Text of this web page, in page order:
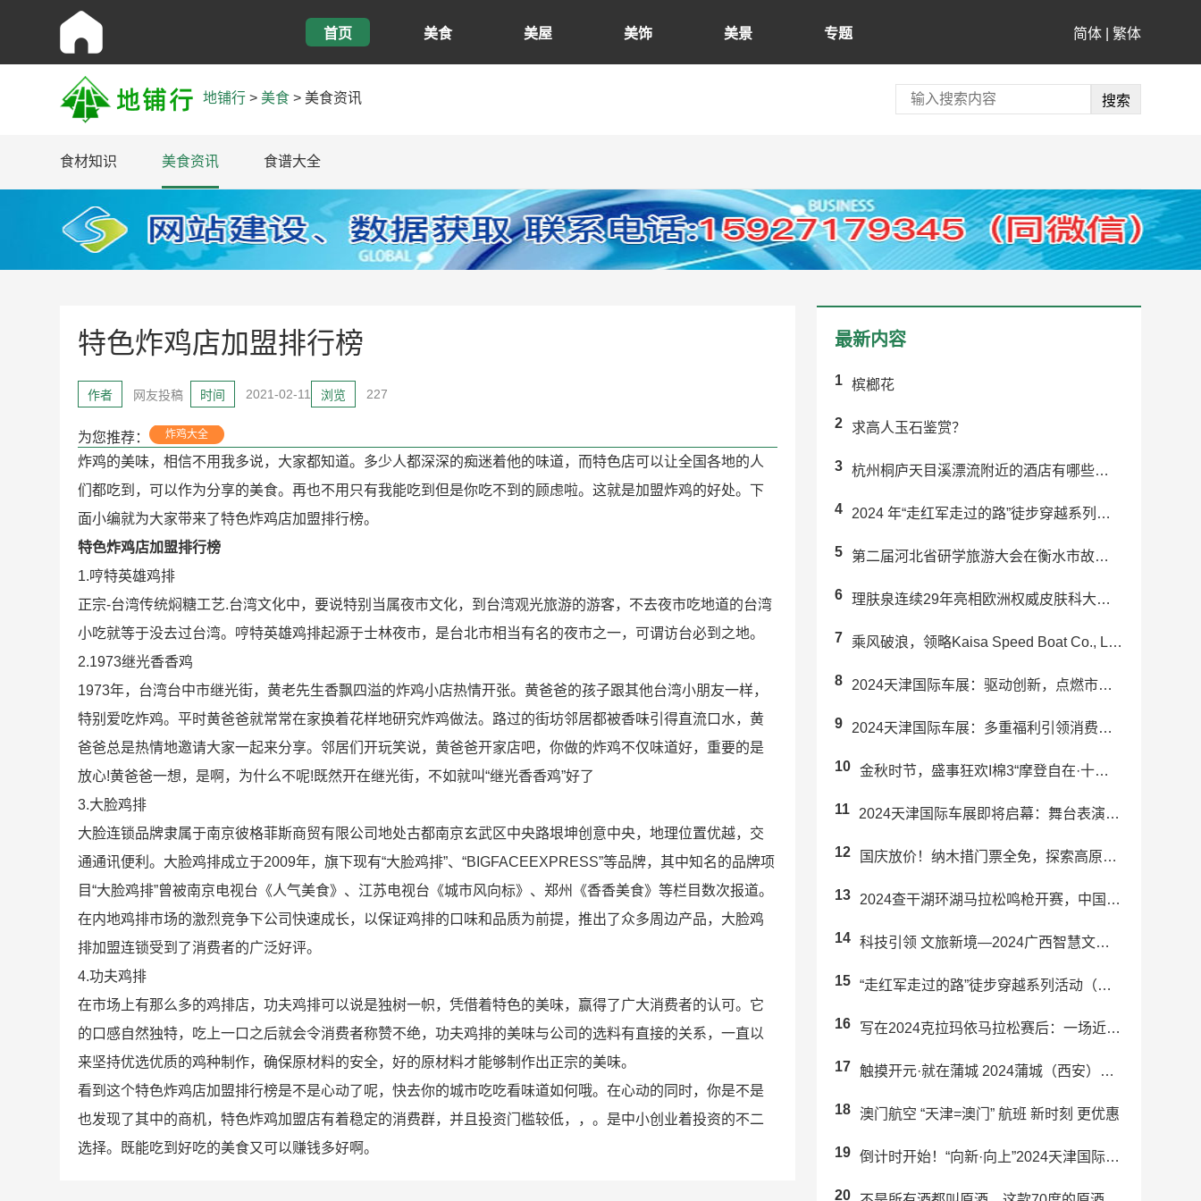
首页 美食 美屋 美饰 美景 专题 简体| 繁体
地铺行 > 美食 > 美食资讯
食材知识 美食资讯 食谱大全
特色炸鸡店加盟排行榜
作者 网友投稿 时间 2021-02-11 浏览 227
为您推荐： 炸鸡大全
炸鸡的美味，相信不用我多说，大家都知道。多少人都深深的痴迷着他的味道，而特色店可以让全国各地的人
们都吃到，可以作为分享的美食。再也不用只有我能吃到但是你吃不到的顾虑啦。这就是加盟炸鸡的好处。下
面小编就为大家带来了特色炸鸡店加盟排行榜。
特色炸鸡店加盟排行榜
1.哼特英雄鸡排
正宗-台湾传统焖糖工艺.台湾文化中，要说特别当属夜市文化，到台湾观光旅游的游客，不去夜市吃地道的台湾
小吃就等于没去过台湾。哼特英雄鸡排起源于士林夜市，是台北市相当有名的夜市之一，可谓访台必到之地。
2.1973继光香香鸡
1973年，台湾台中市继光街，黄老先生香飘四溢的炸鸡小店热情开张。黄爸爸的孩子跟其他台湾小朋友一样，
特别爱吃炸鸡。平时黄爸爸就常常在家换着花样地研究炸鸡做法。路过的街坊邻居都被香味引得直流口水，黄
爸爸总是热情地邀请大家一起来分享。邻居们开玩笑说，黄爸爸开家店吧，你做的炸鸡不仅味道好，重要的是
放心!黄爸爸一想，是啊，为什么不呢!既然开在继光街，不如就叫“继光香香鸡”好了
3.大脸鸡排
大脸连锁品牌隶属于南京彼格菲斯商贸有限公司地处古都南京玄武区中央路垠坤创意中央，地理位置优越，交
通通讯便利。大脸鸡排成立于2009年，旗下现有“大脸鸡排”、“BIGFACEEXPRESS”等品牌，其中知名的品牌项
目“大脸鸡排”曾被南京电视台《人气美食》、江苏电视台《城市风向标》、郑州《香香美食》等栏目数次报道。
在内地鸡排市场的激烈竞争下公司快速成长，以保证鸡排的口味和品质为前提，推出了众多周边产品，大脸鸡
排加盟连锁受到了消费者的广泛好评。
4.功夫鸡排
在市场上有那么多的鸡排店，功夫鸡排可以说是独树一帜，凭借着特色的美味，赢得了广大消费者的认可。它
的口感自然独特，吃上一口之后就会令消费者称赞不绝，功夫鸡排的美味与公司的选料有直接的关系，一直以
来坚持优选优质的鸡种制作，确保原材料的安全，好的原材料才能够制作出正宗的美味。
看到这个特色炸鸡店加盟排行榜是不是心动了呢，快去你的城市吃吃看味道如何哦。在心动的同时，你是不是
也发现了其中的商机，特色炸鸡加盟店有着稳定的消费群，并且投资门槛较低，，。是中小创业着投资的不二
选择。既能吃到好吃的美食又可以赚钱多好啊。
最新内容
1 槟榔花
2 求高人玉石鉴赏？
3 杭州桐庐天目溪漂流附近的酒店有哪些推荐？
4 2024 年“走红军走过的路”徒步穿越系列活动(炎陵站) 举办
5 第二届河北省研学旅游大会在衡水市故城县成功举办
6 理肤泉连续29年亮相欧洲权威皮肤科大会EADV 强势引领科学护肤未来趋势
7 乘风破浪，领略Kaisa Speed Boat Co., Ltd.带来的...
8 2024天津国际车展：驱动创新，点燃市场激情
9 2024天津国际车展：多重福利引领消费升级，赋能汽车行业新发展
10 金秋时节，盛事狂欢I棉3“摩登自在·十一复古派对”预热来袭！
11 2024天津国际车展即将启幕：舞台表演精彩纷呈！
12 国庆放价！纳木措门票全免，探索高原圣湖！
13 2024查干湖环湖马拉松鸣枪开赛，中国运动员包揽男女子冠军
14 科技引领 文旅新境—2024广西智慧文旅 行业交流大会在南宁成功举办
15 “走红军走过的路”徒步穿越系列活动（东安站）暨舜皇山首届登山活动举行
16 写在2024克拉玛依马拉松赛后：一场近乎完美的“双向奔赴”
17 触摸开元·就在蒲城 2024蒲城（西安）文旅推介会成功举办
18 澳门航空 “天津=澳门” 航班 新时刻 更优惠
19 倒计时开始！“向新·向上”2024天津国际车展即将启幕！
20